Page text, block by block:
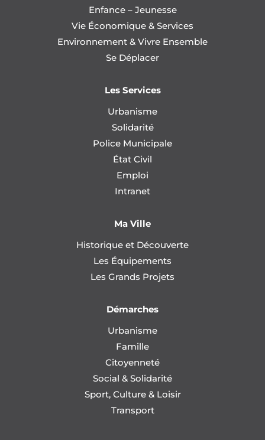
Enfance – Jeunesse
Vie Économique & Services
Environnement & Vivre Ensemble
Se Déplacer
Les Services
Urbanisme
Solidarité
Police Municipale
État Civil
Emploi
Intranet
Ma Ville
Historique et Découverte
Les Équipements
Les Grands Projets
Démarches
Urbanisme
Famille
Citoyenneté
Social & Solidarité
Sport, Culture & Loisir
Transport